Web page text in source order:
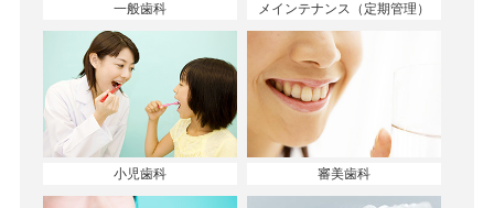
一般歯科 メインテナンス（定期管理）
小児歯科 審美歯科